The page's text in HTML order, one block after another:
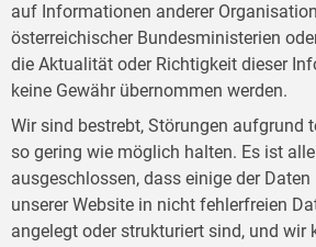
auf Informationen anderer
österreichischer Bundesministerien
die Aktualität oder Richtigkeit dieser
keine Gewähr übernommen werden.
Wir sind bestrebt, Störungen aufgrund
so gering wie möglich halten. Es ist
ausgeschlossen, dass einige der
unserer Website in nicht fehlerfreien
angelegt oder strukturiert sind, und wir